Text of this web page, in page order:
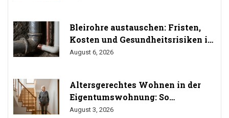
Bleirohre austauschen: Fristen,
Kosten und Gesundheitsrisiken im
Trinkwasser
August 6, 2026
Altersgerechtes Wohnen in der
Eigentumswohnung: So
durchsetzen Sie Ihr Umbaurecht
August 3, 2026